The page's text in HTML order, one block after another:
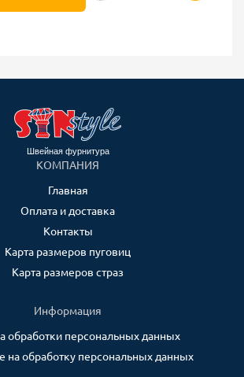
Швейная фурнитура
КОМПАНИЯ
Главная
Оплата и доставка
Контакты
Карта размеров пуговиц
Карта размеров страз
Информация
обработки персональных данных
на обработку персональных данных